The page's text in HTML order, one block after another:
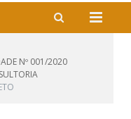
Nº 001/2020